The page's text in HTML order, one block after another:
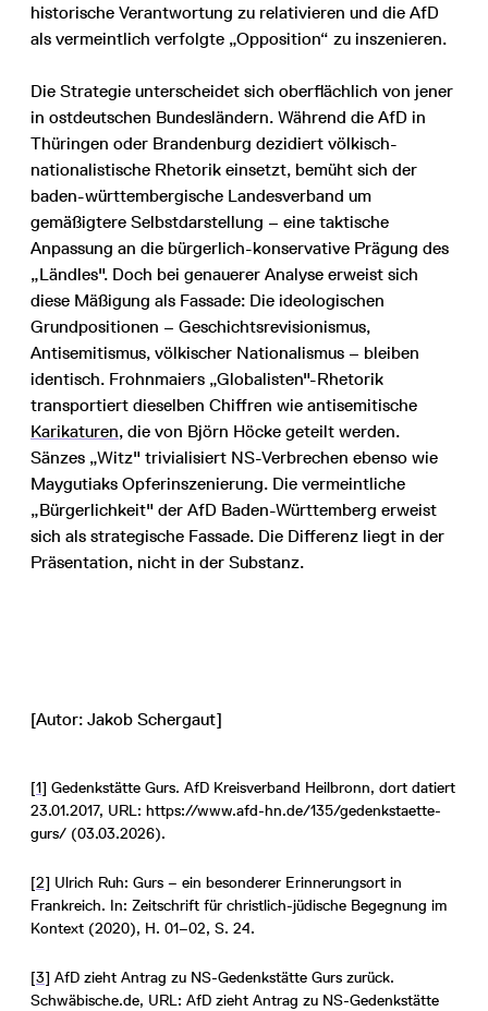
historische Verantwortung zu relativieren und die AfD
als vermeintlich verfolgte „Opposition“ zu inszenieren.
Die Strategie unterscheidet sich oberflächlich von jener
in ostdeutschen Bundesländern. Während die AfD in
Thüringen oder Brandenburg dezidiert völkisch-
nationalistische Rhetorik einsetzt, bemüht sich der
baden-württembergische Landesverband um
gemäßigtere Selbstdarstellung – eine taktische
Anpassung an die bürgerlich-konservative Prägung des
„Ländles". Doch bei genauerer Analyse erweist sich
diese Mäßigung als Fassade: Die ideologischen
Grundpositionen – Geschichtsrevisionismus,
Antisemitismus, völkischer Nationalismus – bleiben
identisch. Frohnmaiers „Globalisten"-Rhetorik
transportiert dieselben Chiffren wie antisemitische
Karikaturen, die von Björn Höcke geteilt werden.
Sänzes „Witz" trivialisiert NS-Verbrechen ebenso wie
Maygutiaks Opferinszenierung. Die vermeintliche
„Bürgerlichkeit" der AfD Baden-Württemberg erweist
sich als strategische Fassade. Die Differenz liegt in der
Präsentation, nicht in der Substanz.
[Autor: Jakob Schergaut]
[1] Gedenkstätte Gurs. AfD Kreisverband Heilbronn, dort datiert
23.01.2017, URL: https://www.afd-hn.de/135/gedenkstaette-
gurs/ (03.03.2026).
[2] Ulrich Ruh: Gurs – ein besonderer Erinnerungsort in
Frankreich. In: Zeitschrift für christlich-jüdische Begegnung im
Kontext (2020), H. 01–02, S. 24.
[3] AfD zieht Antrag zu NS-Gedenkstätte Gurs zurück.
Schwäbische.de, URL: AfD zieht Antrag zu NS-Gedenkstätte